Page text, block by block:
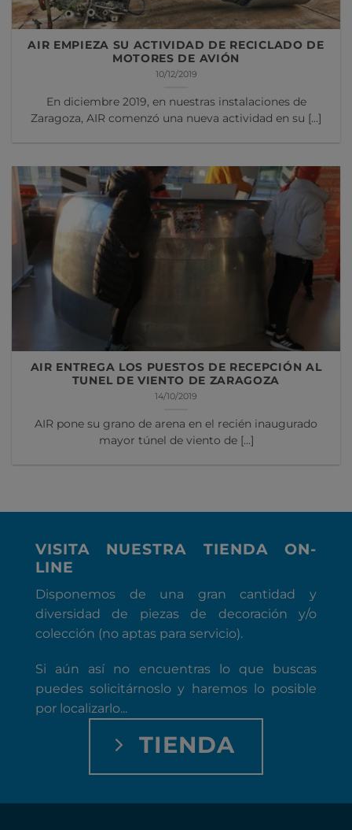
AIR EMPIEZA SU ACTIVIDAD DE RECICLADO DE
MOTORES DE AVIÓN
10/12/2019
En diciembre 2019, en nuestras instalaciones de
Zaragoza, AIR comenzó una nueva actividad en su [...]
AIR ENTREGA LOS PUESTOS DE RECEPCIÓN AL
TUNEL DE VIENTO DE ZARAGOZA
14/10/2019
AIR pone su grano de arena en el recién inaugurado
mayor túnel de viento de [...]
VISITA NUESTRA TIENDA ON-
LINE
Disponemos de una gran cantidad y
diversidad de piezas de decoración y/o
colección (no aptas para servicio).
Si aún así no encuentras lo que buscas
puedes solicitárnoslo y haremos lo posible
por localizarlo...
TIENDA